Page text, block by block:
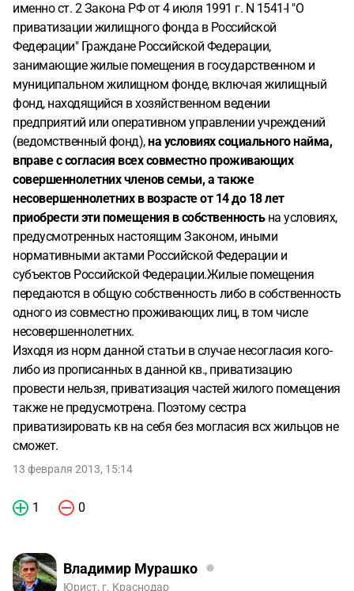
именно ст. 2 Закона РФ от 4 июля 1991 г. N 1541-I "О
приватизации жилищного фонда в Российской
Федерации" Граждане Российской Федерации,
занимающие жилые помещения в государственном и
муниципальном жилищном фонде, включая жилищный
фонд, находящийся в хозяйственном ведении
предприятий или оперативном управлении учреждений
(ведомственный фонд),на условиях социального найма,
вправе с согласия всех совместно проживающих
совершеннолетних членов семьи, а также
несовершеннолетних в возрасте от 14 до 18 лет
приобрести эти помещения в собственностьна условиях,
предусмотренных настоящим Законом, иными
нормативными актами Российской Федерации и
субъектов Российской Федерации.Жилые помещения
передаются в общую собственность либо в собственность
одного из совместно проживающих лиц, в том числе
несовершеннолетних.
Изходя из норм данной статьи в случае несогласия кого-
либо из прописанных в данной кв., приватизацию
провести нельзя, приватизация частей жилого помещения
также не предусмотрена. Поэтому сестра
приватизировать кв на себя без могласия всх жильцов не
сможет.
13 февраля 2013, 15:14
1 0
Владимир Мурашко
Юрист, г. Краснодар